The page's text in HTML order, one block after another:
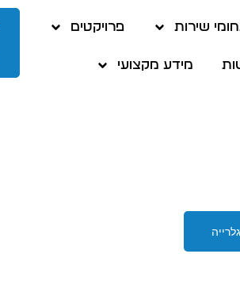
שירות פרויקטים
מידע מקצועי
גלרייה